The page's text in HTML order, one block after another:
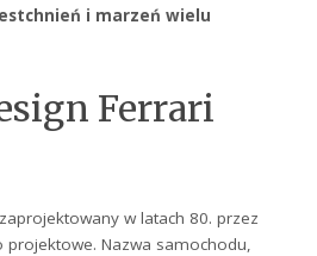
i marzeń wielu
Ferrari
w latach 80. przez
projektowe. Nazwa samochodu,